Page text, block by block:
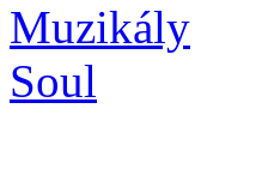
Muzikály
Soul